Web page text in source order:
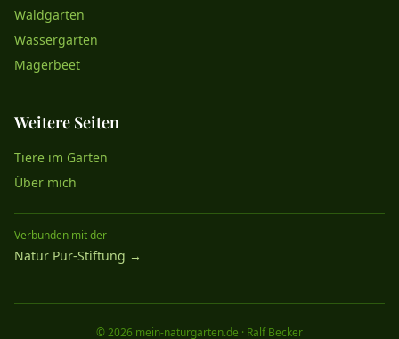
Waldgarten
Wassergarten
Magerbeet
Weitere Seiten
Tiere im Garten
Über mich
Verbunden mit der
Natur Pur-Stiftung →
©2026 mein-naturgarten.de · Ralf Becker